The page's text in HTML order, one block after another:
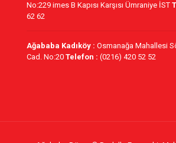
No:229 imes B Kapısı Karşısı Ümraniye İST
62 62
Ağababa Kadıköy : Osmanağa Mahallesi
Cad. No:20 Telefon : (0216) 420 52 52